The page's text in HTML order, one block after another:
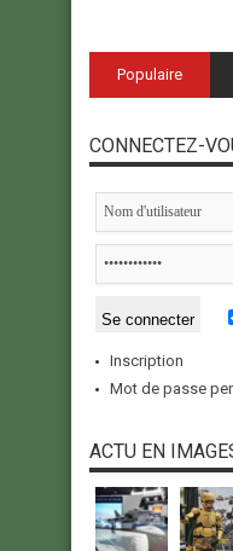
Populaire
CONNECTEZ-
Inscription
Mot de passe
ACTU EN